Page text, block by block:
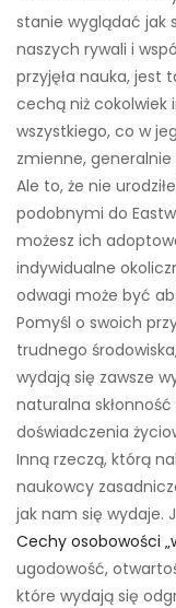
stanie wyglądać jak
naszych rywali i
przyjęła nauka, jest
cechą niż cokolwiek
wszystkiego, co w
zmienne,
Ale to, że nie
podobnymi do
możesz ich
indywidualne
odwagi może być
Pomyśl o swoich
trudnego
wydają się zawsze
naturalna
doświadczenia
Inną rzeczą, którą
naukowcy
jak nam się wydaje.
Cechy osobowości
ugodowość,
które wydają się